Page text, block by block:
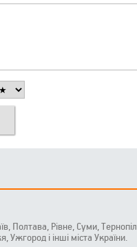
Полтава, Рівне, Суми,
і інші міста України.